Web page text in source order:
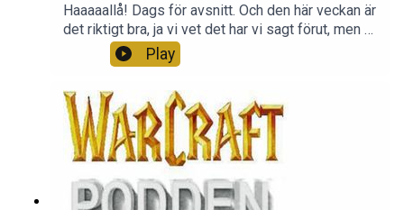
Haaaaallå! Dags för avsnitt. Och den här veckan är
det riktigt bra, ja vi vet det har vi sagt förut, men vi
säger det igen! Denna vecka fokuserar vi på
storyn och det som händer i retail just nu med
Sylvanas och Saurfang. Bland annat.Tack för att ni
lyssnar <3
Play